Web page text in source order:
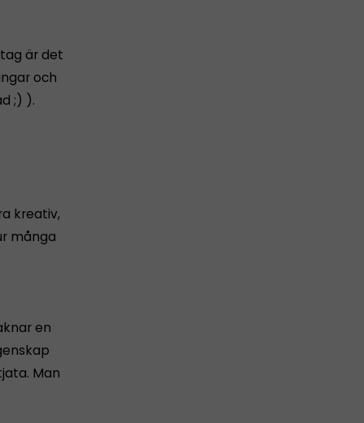
är det
och
;) ).
kreativ,
många
en
Man